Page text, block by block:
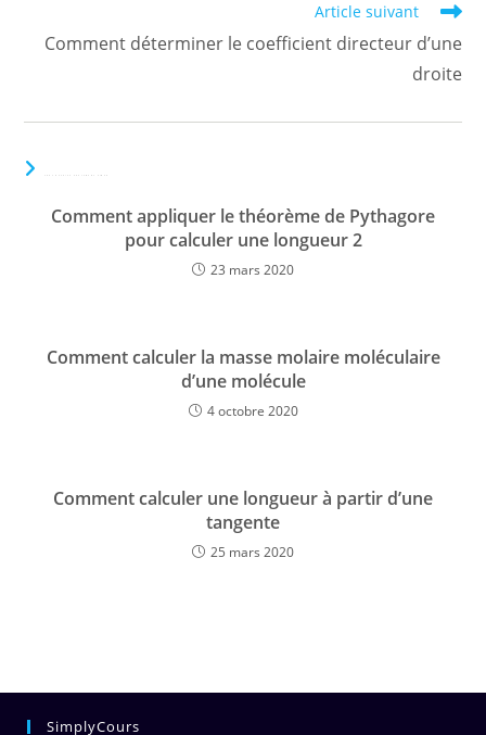
Article suivant
Comment déterminer le coefficient directeur d’une
droite
Comment appliquer le théorème de Pythagore
pour calculer une longueur 2
23 mars 2020
Comment calculer la masse molaire moléculaire
d’une molécule
4 octobre 2020
Comment calculer une longueur à partir d’une
tangente
25 mars 2020
SimplyCours